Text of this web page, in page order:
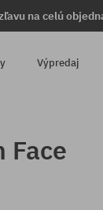
na celú
Výpredaj
Face